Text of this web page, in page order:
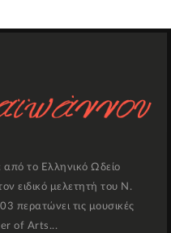
το Ελληνικό Ωδείο
ειδικό μελετητή του Ν.
περατώνει τις μουσικές
of Arts...